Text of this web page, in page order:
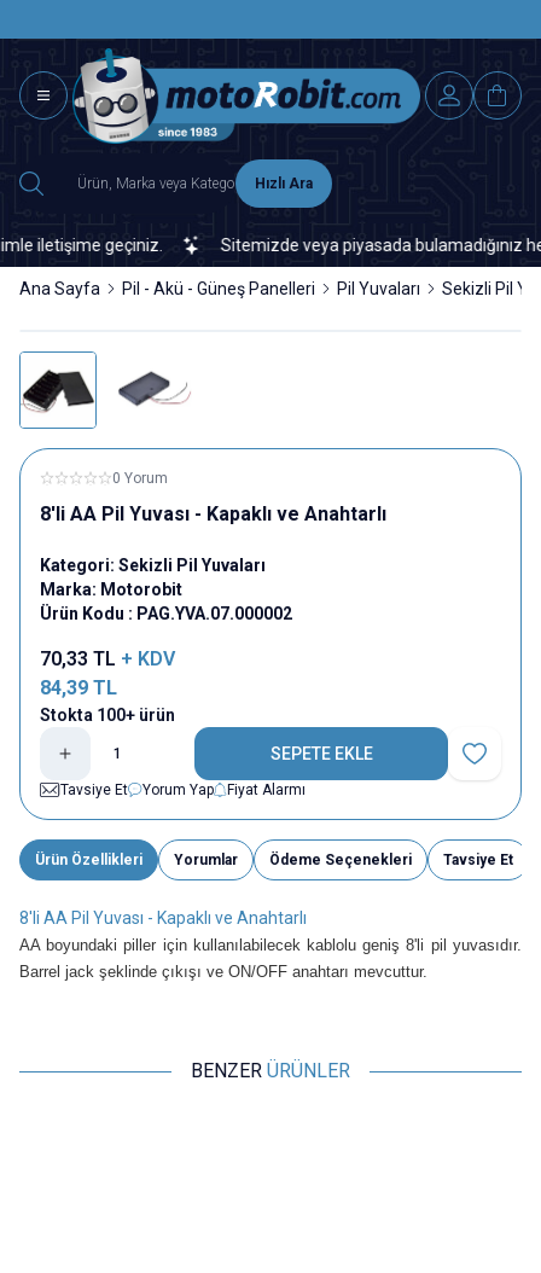
Hızlı Ara
iletişime geçiniz. Sitemizde veya piyasada bulamadığınız
Ana Sayfa Pil - Akü - Güneş Panelleri Pil Yuvaları Sekizli Pil
0 Yorum
8'li AA Pil Yuvası - Kapaklı ve Anahtarlı
Kategori: Sekizli Pil Yuvaları
Marka: Motorobit
Ürün Kodu : PAG.YVA.07.000002
70,33 TL + KDV
84,39 TL
Stokta 100+ ürün
SEPETE EKLE
Favoriye
Tavsiye Et
Yorum Yap Fiyat Alarmı
Ürün Özellikleri Yorumlar Ödeme Seçenekleri Tavsiye Et
8'li AA Pil Yuvası - Kapaklı ve Anahtarlı
AA boyundaki piller için kullanılabilecek kablolu geniş 8'li pil yuvasıdır.
Barrel jack şeklinde çıkışı ve ON/OFF anahtarı mevcuttur.
BENZER ÜRÜNLER